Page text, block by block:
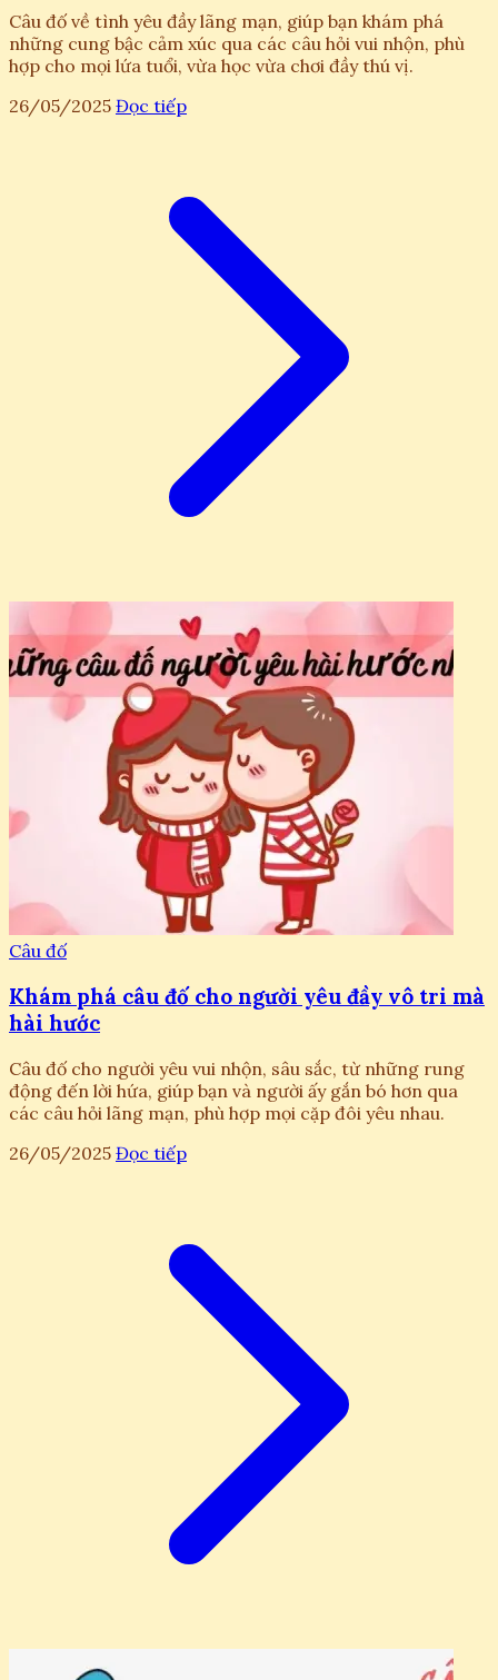
Câu đố về tình yêu đầy lãng mạn, giúp bạn khám phá
những cung bậc cảm xúc qua các câu hỏi vui nhộn, phù
hợp cho mọi lứa tuổi, vừa học vừa chơi đầy thú vị.
26/05/2025 Đọc tiếp
Câu đố
Khám phá câu đố cho người yêu đầy vô tri mà
hài hước
Câu đố cho người yêu vui nhộn, sâu sắc, từ những rung
động đến lời hứa, giúp bạn và người ấy gắn bó hơn qua
các câu hỏi lãng mạn, phù hợp mọi cặp đôi yêu nhau.
26/05/2025 Đọc tiếp